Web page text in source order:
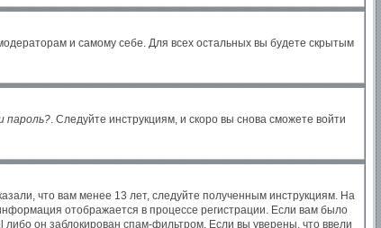
и самому себе. Для всех остальных вы будете скрытым
пароль?. Следуйте инструкциям, и скоро вы снова сможете войти
что вам менее 13 лет, следуйте полученным инструкциям. На
отображается в процессе регистрации. Если вам было
он заблокирован спам-фильтром. Если вы уверены, что ввели